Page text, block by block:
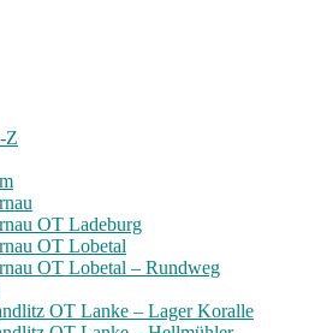
Z
OT Ladeburg
OT Lobetal
OT Lobetal – Rundweg
OT Lanke – Lager Koralle